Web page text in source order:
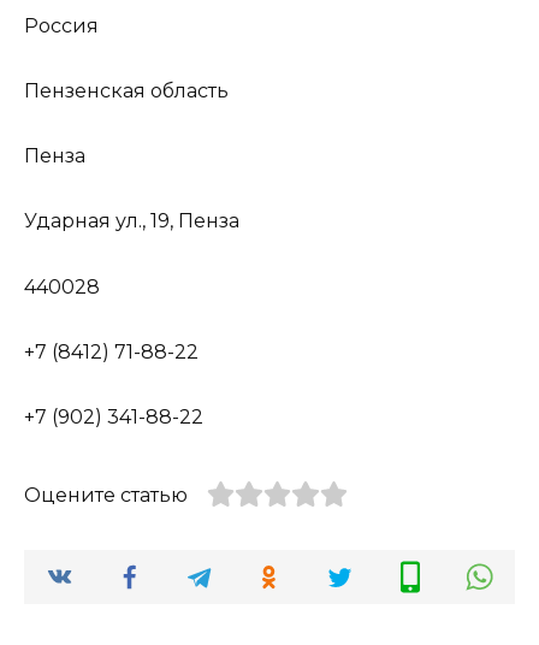
Россия
Пензенская область
Пенза
Ударная ул., 19, Пенза
440028
+7 (8412) 71-88-22
+7 (902) 341-88-22
Оцените статью